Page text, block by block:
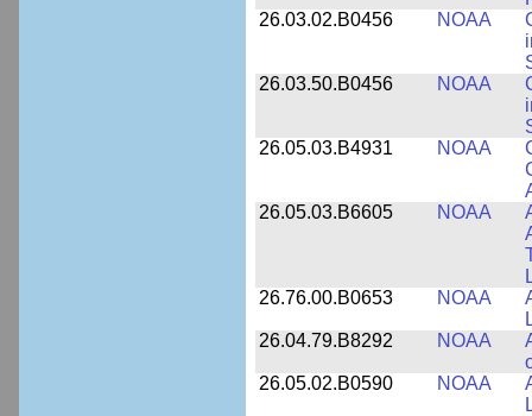
26.03.02.B0456
NOAA
26.03.50.B0456
NOAA
26.05.03.B4931
NOAA
26.05.03.B6605
NOAA
26.76.00.B0653
NOAA
26.04.79.B8292
NOAA
26.05.02.B0590
NOAA